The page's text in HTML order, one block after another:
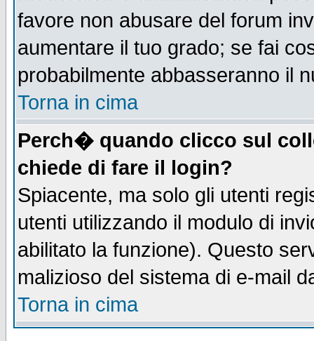
favore non abusare del forum
aumentare il tuo grado; se fai
probabilmente abbasseranno il
Torna in cima
Perch� quando clicco sul
chiede di fare il login?
Spiacente, ma solo gli utenti
utenti utilizzando il modulo di
abilitato la funzione). Questo
malizioso del sistema di e-mail
Torna in cima